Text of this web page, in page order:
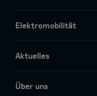
Elektromobilität
Aktuelles
Über uns